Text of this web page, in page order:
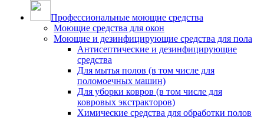
Профессиональные моющие средства
Моющие средства для окон
Моющие и дезинфицирующие средства для пола
Антисептические и дезинфицирующие
средства
Для мытья полов (в том числе для
поломоечных машин)
Для уборки ковров (в том числе для
ковровых экстракторов)
Химические средства для обработки полов